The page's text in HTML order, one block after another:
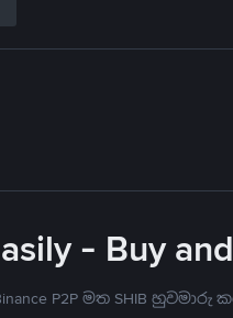
- Buy
P2P මත SHIB